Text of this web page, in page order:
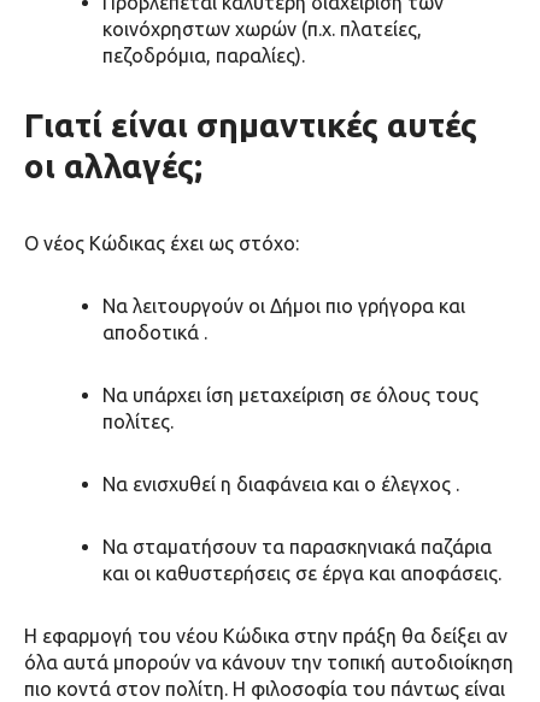
κοινόχρηστων χωρών (π.χ. πλατείες,
πεζοδρόμια, παραλίες).
Γιατί είναι σημαντικές αυτές
οι αλλαγές;
Ο νέος Κώδικας έχει ως στόχο:
Να λειτουργούν οι Δήμοι πιο γρήγορα και
αποδοτικά
Να υπάρχει ίση μεταχείριση σε όλους τους
πολίτες.
Να ενισχυθεί η διαφάνεια και ο έλεγχος
Να σταματήσουν τα παρασκηνιακά παζάρια
και οι καθυστερήσεις σε έργα και αποφάσεις.
Η εφαρμογή του νέου Κώδικα στην πράξη θα δείξει αν
όλα αυτά μπορούν να κάνουν την τοπική αυτοδιοίκηση
πιο κοντά στον πολίτη . Η φιλοσοφία του πάντως είναι